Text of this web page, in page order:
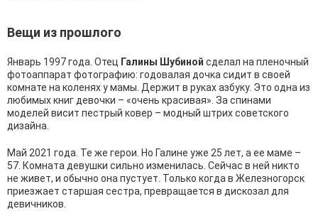
Вещи из прошлого
Январь 1997 года. Отец Галины Шубиной сделал на пленочный
фотоаппарат фотографию: годовалая дочка сидит в своей
комнате на коленях у мамы. Держит в руках азбуку. Это одна из
любимых книг девочки – «очень красивая». За спинами
моделей висит пестрый ковер – модный штрих советского
дизайна.
Май 2021 года. Те же герои. Но Галине уже 25 лет, а ее маме –
57. Комната девушки сильно изменилась. Сейчас в ней никто
не живет, и обычно она пустует. Только когда в Железногорск
приезжает старшая сестра, превращается в дискозал для
девичников.